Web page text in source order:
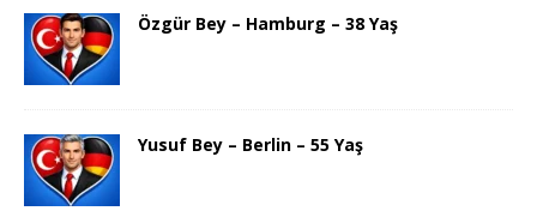
Özgür Bey – Hamburg – 38 Yaş
Yusuf Bey – Berlin – 55 Yaş